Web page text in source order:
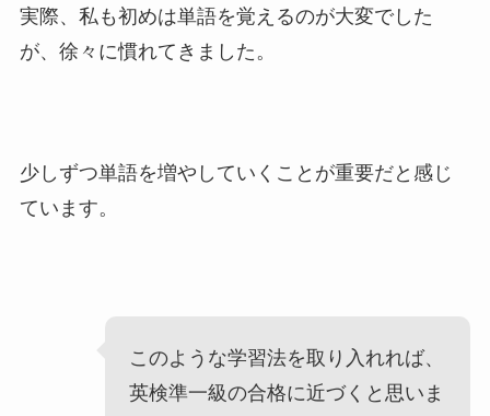
実際、私も初めは単語を覚えるのが大変でした
が、徐々に慣れてきました。
少しずつ単語を増やしていくことが重要だと感じ
ています。
このような学習法を取り入れれば、
英検準一級の合格に近づくと思いま